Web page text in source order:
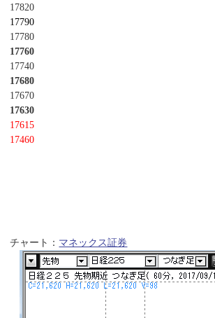
17820
17790
17780
17760
17740
17680
17670
17630
17615
17460
チャート： マネックス証券